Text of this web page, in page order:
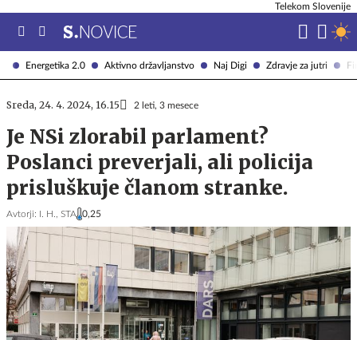
Energetika 2.0 Aktivno državljanstvo Naj Digi Zdravje za jutri
Telekom Slovenije
Sreda, 24. 4. 2024, 16.15 2 leti, 3 mesece
Je NSi zlorabil parlament?
Poslanci preverjali, ali policija
prisluškuje članom stranke.
Avtorji: I. H., STA 0,25